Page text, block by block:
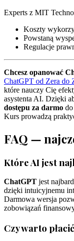
Experts z MIT
Koszty
Powstaną
Regulacje
Chcesz opanować
ChatGPT od Zera do
które nauczy Cię
asystenta AI. Dzięki
dostępu za darmo
Kurs prowadzą
FAQ —
Które AI jest
ChatGPT jest
dzięki intuicyjnemu
Darmowa wersja
zobowiązań
Czy warto